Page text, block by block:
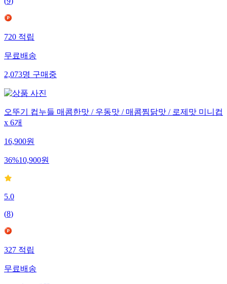
(9)
720적립
무료배송
2,073명구매중
오뚜기 컵누들 매콤한맛 / 우동맛 / 매콤찜닭맛 / 로제맛 미니컵
x 6개
16,900원
36%10,900원
5.0
(8)
327적립
무료배송